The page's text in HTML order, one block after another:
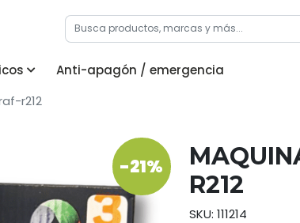
Anti-apagón / emergencia
r212
-21%
R212
SKU: 111214